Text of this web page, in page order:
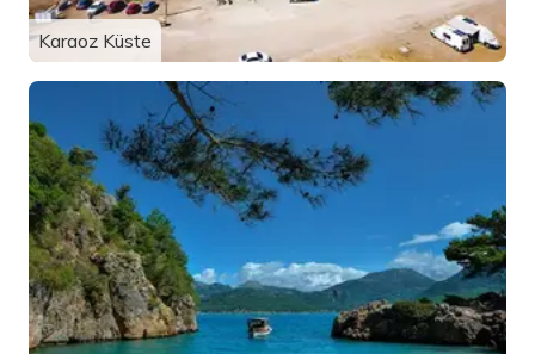
Karaoz Küste